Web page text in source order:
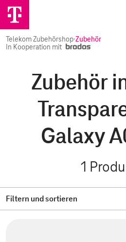
Telekom Zubehörshop·Zubehör
In Kooperation mit
Zubehör
Galaxy
1
Filtern und sortieren